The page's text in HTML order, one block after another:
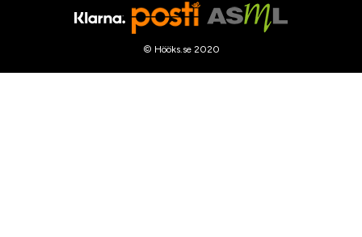
© Hööks.se 2020